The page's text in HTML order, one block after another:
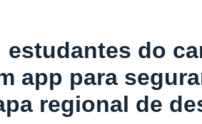
estudantes do
app para
regional de